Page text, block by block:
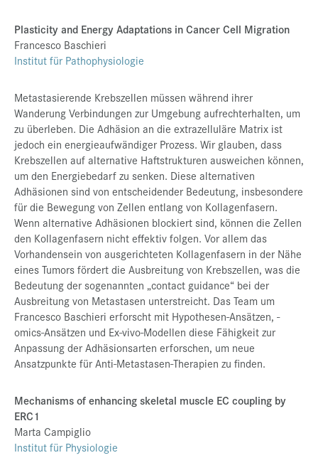
Plasticity and Energy Adaptations in Cancer Cell Migration
Francesco Baschieri
Institut für Pathophysiologie
Metastasierende Krebszellen müssen während ihrer
Wanderung Verbindungen zur Umgebung aufrechterhalten, um
zu überleben. Die Adhäsion an die extrazelluläre Matrix ist
jedoch ein energieaufwändiger Prozess. Wir glauben, dass
Krebszellen auf alternative Haftstrukturen ausweichen können,
um den Energiebedarf zu senken. Diese alternativen
Adhäsionen sind von entscheidender Bedeutung, insbesondere
für die Bewegung von Zellen entlang von Kollagenfasern.
Wenn alternative Adhäsionen blockiert sind, können die Zellen
den Kollagenfasern nicht effektiv folgen. Vor allem das
Vorhandensein von ausgerichteten Kollagenfasern in der Nähe
eines Tumors fördert die Ausbreitung von Krebszellen, was die
Bedeutung der sogenannten „contact guidance“ bei der
Ausbreitung von Metastasen unterstreicht. Das Team um
Francesco Baschieri erforscht mit Hypothesen-Ansätzen, -
omics-Ansätzen und Ex-vivo-Modellen diese Fähigkeit zur
Anpassung der Adhäsionsarten erforschen, um neue
Ansatzpunkte für Anti-Metastasen-Therapien zu finden.
Mechanisms of enhancing skeletal muscle EC coupling by
ERC1
Marta Campiglio
Institut für Physiologie